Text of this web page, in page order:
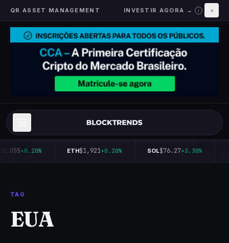
QR ASSET MANAGEMENT INVESTIR AGORA → i ×
+0.20% ETH$1,921+0.20% SOL$76.27+3.30%
TAG
EUA